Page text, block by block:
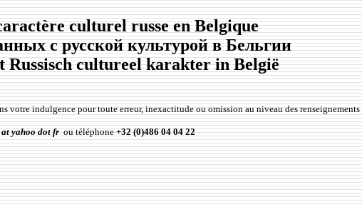
culturel russe en Belgique
с русской культурой в Бельгии
Russisch cultureel karakter in België
votre indulgence pour toute erreur, inexactitude ou omission au niveau des renseignements
at yahoo dot frou téléphone+32 (0)486 04 04 22